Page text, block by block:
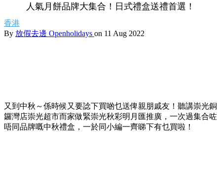
人氣月餅品牌大集合！日式禮盒送禮首選！
香港
By 放假去邊 Openholidays on 11 Aug 2022
又到中秋～係時候又要諗下買啲乜送俾親朋戚友！聽講崇光銅
鑼灣店崇光超市而家做緊崇光秋彩明月匯推廣，一次過集合咗
唔同品牌嘅中秋禮盒，一於同小編一齊睇下有乜買啦！